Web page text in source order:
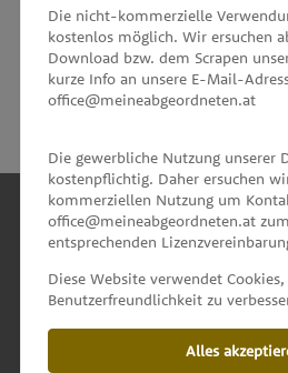
INFO
IMPRESSUM &
Die nicht-kommerzielle
kostenlos möglich. Wir ersuchen
Download bzw. dem Scrapen
kurze Info an unsere E-Mail-
office@meineabgeordneten.at
Die gewerbliche Nutzung unserer
kostenpflichtig. Daher ersuchen
kommerziellen Nutzung um
office@meineabgeordneten.at
entsprechenden
Diese Website verwendet
Benutzerfreundlichkeit zu
Alles